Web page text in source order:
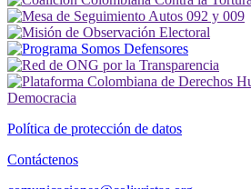
Política de protección de datos
Contáctenos